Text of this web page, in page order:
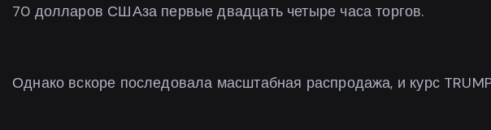
70 долларов СШАза первые двадцать четыре часа торгов.
Однако вскоре последовала масштабная распродажа, и курс